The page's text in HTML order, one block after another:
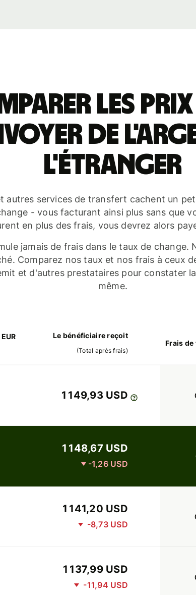
les
de
l'étranger
autres services de transfert cachent un
- vous facturant ainsi plus sans que
en plus des frais, vous devrez alors
jamais de frais dans le taux de change.
Comparez nos taux et nos frais à ceux
et d'autres prestataires pour constater
même.
Le bénéficiaire reçoit
(Total après frais)
Frais
1 149,93 USD
1 148,67 USD
-1,26 USD
1 141,20 USD
-8,73 USD
1 137,99 USD
-11,94 USD